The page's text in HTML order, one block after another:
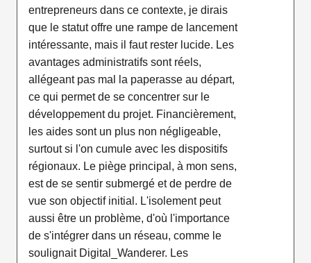
entrepreneurs dans ce contexte, je dirais
que le statut offre une rampe de lancement
intéressante, mais il faut rester lucide. Les
avantages administratifs sont réels,
allégeant pas mal la paperasse au départ,
ce qui permet de se concentrer sur le
développement du projet. Financièrement,
les aides sont un plus non négligeable,
surtout si l'on cumule avec les dispositifs
régionaux. Le piège principal, à mon sens,
est de se sentir submergé et de perdre de
vue son objectif initial. L'isolement peut
aussi être un problème, d'où l'importance
de s'intégrer dans un réseau, comme le
soulignait Digital_Wanderer. Les